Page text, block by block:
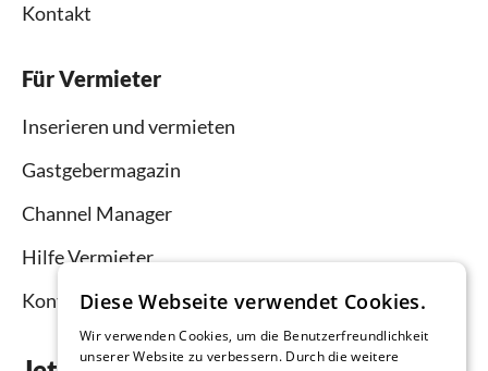
Kontakt
Für Vermieter
Inserieren und vermieten
Gastgebermagazin
Channel Manager
Hilfe Vermieter
KontaktDiese Webseite verwendet Cookies.
Wir verwenden Cookies, um die Benutzerfreundlichkeit
unserer Website zu verbessern. Durch die weitere